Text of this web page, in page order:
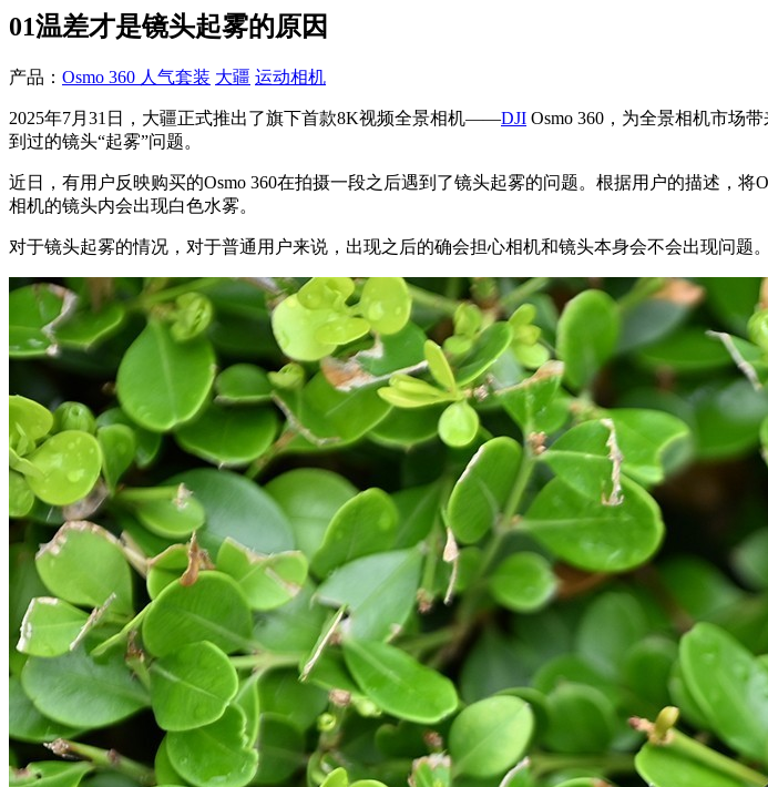
01温差才是镜头起雾的原因
产品： Osmo 360 人气套装 大疆 运动相机
2025年7月31日，大疆正式推出了旗下首款8K视频全景相机——DJI Osmo 360，为全景相机市场
到过的镜头“起雾”问题。
近日，有用户反映购买的Osmo 360在拍摄一段之后遇到了镜头起雾的问题。根据用户的描述，
相机的镜头内会出现白色水雾。
对于镜头起雾的情况，对于普通用户来说，出现之后的确会担心相机和镜头本身会不会出现问题